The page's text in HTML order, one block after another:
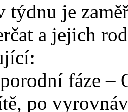
týdnu je
a jejich
fáze –
po